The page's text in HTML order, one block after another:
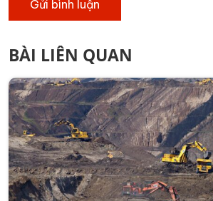
BÀI LIÊN QUAN